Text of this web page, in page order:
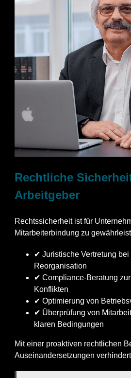
Rechtliche
Arbeitgeber
Rechtssicherheit ist für
Mitarbeiterbindung zu
✔ Juristische Vertretung
Reorganisation
✔ Compliance-Beratung
Konflikten
✔ Optimierung von
✔ Überprüfung von
klaren Bedingungen
Mit einer proaktiven rechtlichen
Auseinandersetzungen